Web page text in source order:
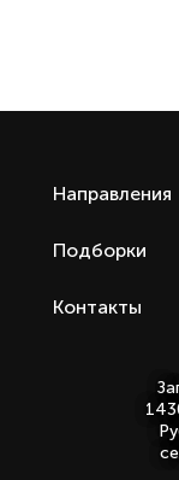
Направления
Подборки
Контакты